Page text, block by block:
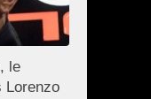
le
Lorenzo